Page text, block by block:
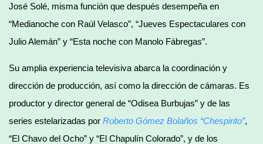
José Solé, misma función que después desempeña en
“Medianoche con Raúl Velasco”, “Jueves Espectaculares con
Julio Alemán” y “Esta noche con Manolo Fábregas”.
Su amplia experiencia televisiva abarca la coordinación y
dirección de producción, así como la dirección de cámaras. Es
productor y director general de “Odisea Burbujas” y de las
series estelarizadas por Roberto Gómez Bolaños “Chespirito”,
“El Chavo del Ocho” y “El Chapulín Colorado”, y de los